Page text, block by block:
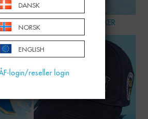
SKRIV- & LEKSAKER
DANSK
NORSK
ENGLISH
login/reseller login